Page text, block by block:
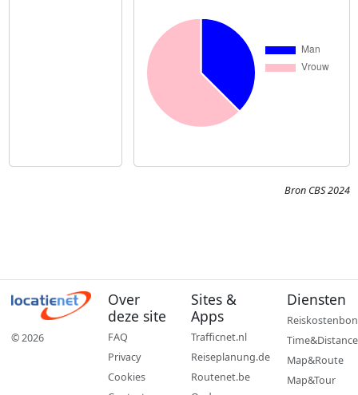
Bron CBS 2024
© 2026
Over
deze site
FAQ
Privacy
Cookies
Sites &
Apps
Trafficnet.nl
Reiseplanung.de
Routenet.be
Diensten
Reiskostenbon
Time&Distance
Map&Route
Map&Tour